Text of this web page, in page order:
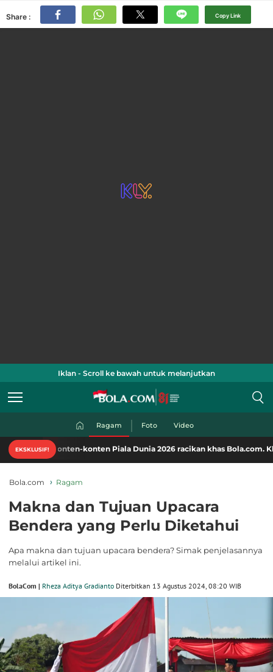
Share : Copy Link
Iklan - Scroll ke bawah untuk melanjutkan
Ragam Foto Video
EKSKLUSIF!
konten Piala Dunia 2026 racikan khas Bola.com. Klik di sini!
Bola.com Ragam
Makna dan Tujuan Upacara
Bendera yang Perlu Diketahui
Apa makna dan tujuan upacara bendera? Simak penjelasannya
melalui artikel ini.
BolaCom | Rheza Aditya Gradianto Diterbitkan 13 Agustus 2024, 08:20 WIB